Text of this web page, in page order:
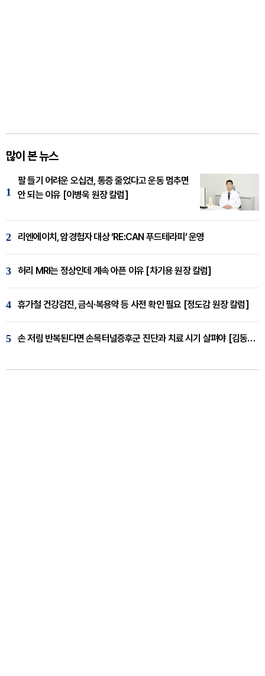
많이 본 뉴스
1
팔 들기 어려운 오십견, 통증 줄었다고 운동 멈추면
안 되는 이유 [이병욱 원장 칼럼]
2 리엔에이치, 암경험자 대상 ‘RE:CAN 푸드테라피’ 운영
3 허리 MRI는 정상인데 계속 아픈 이유 [차기용 원장 칼럼]
4 휴가철 건강검진, 금식·복용약 등 사전 확인 필요 [정도감 원장 칼럼]
5 손 저림 반복된다면 손목터널증후군 진단과 치료 시기 살펴야 [김동현 원장 칼럼]